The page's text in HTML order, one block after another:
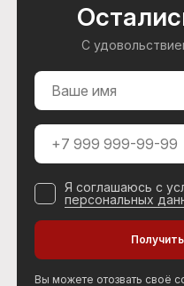
С
Я соглашаюсь с
персональных
Вы можете отозвать своё